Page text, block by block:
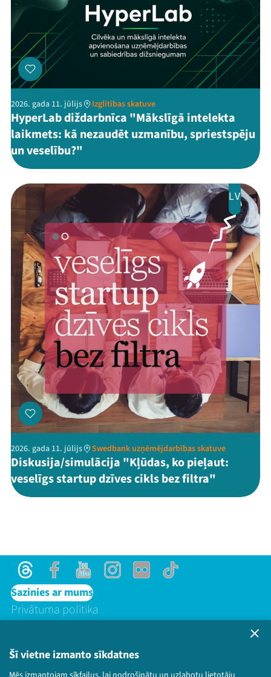
Šī vietne izmanto sīkdatnes
Threads Instagram
Flick TikTok
2026. gada 11. jūlijs Izglītības skatuve
HyperLab diždarbnīca "Mākslīgā intelekta
laikmets: kā nezaudēt uzmanību, spriestspēju
un veselību?"
LV
2026. gada 11. jūlijs Swedbank uzņēmējdarbības skatuve
Diskusija/simulācija "Kļūdas, ko pieļaut:
veselīgs startup dzīves cikls bez filtra"
ThreadsFacebookYoutubeInstagram
Flick TikTok
Sazinies ar mums
Privātuma politika
© 2026 Sarunu festivāls LAMPA Visas tiesības